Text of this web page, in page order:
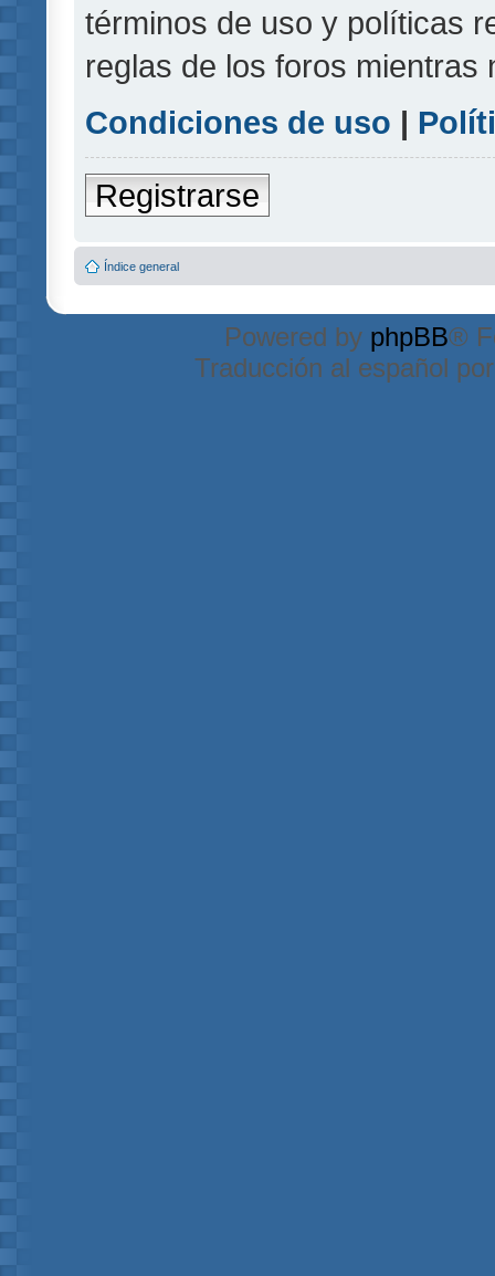
términos de uso y políticas
reglas de los foros mientras
Condiciones de uso |
Registrarse
Índice general
Powered by phpBB®
Traducción al español